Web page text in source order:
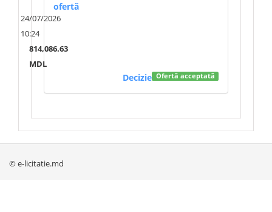
ofertă
24/07/2026
10:24
814,086.63
MDL
Ofertă acceptată
Decizie
© e-licitatie.md